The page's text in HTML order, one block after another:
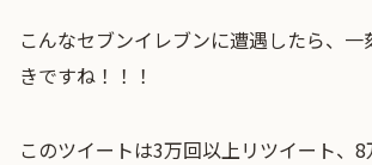
こんなセブンイレブンに遭遇したら、
きですね！！！
このツイートは3万回以上リツイート、